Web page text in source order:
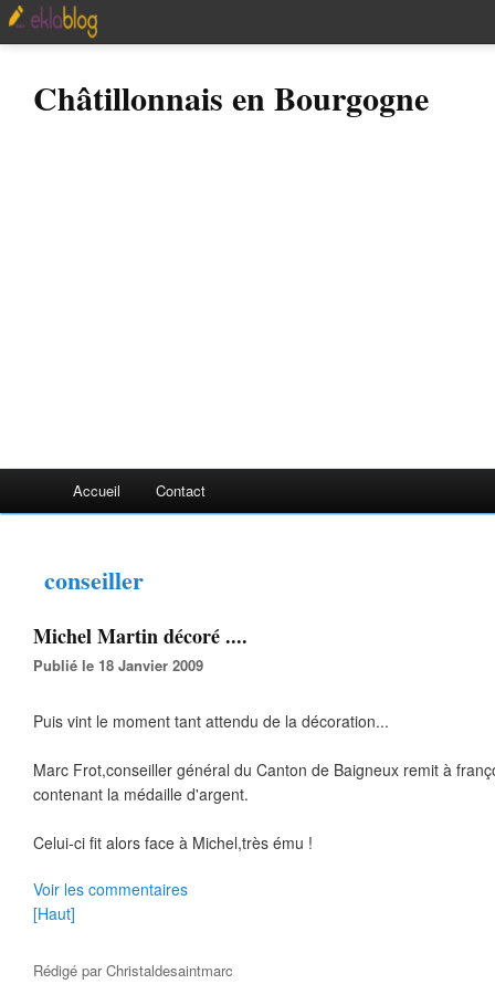
Châtillonnais en Bourgogne
Accueil Contact
conseiller
Michel Martin décoré ....
Publié le 18 Janvier 2009
Puis vint le moment tant attendu de la décoration...
Marc Frot,conseiller général du Canton de Baigneux remit à
contenant la médaille d'argent.
Celui-ci fit alors face à Michel,très ému !
Voir les commentaires
[Haut]
Rédigé parChristaldesaintmarc